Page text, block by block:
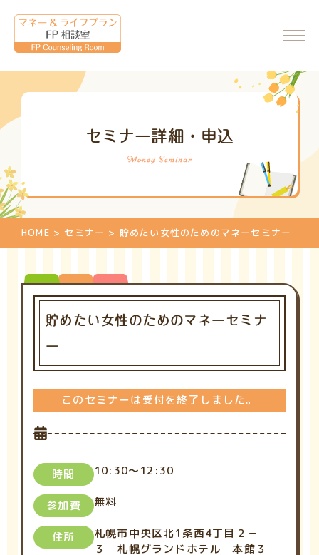
FP相談室について
ご相談・料金について
個別相談のご案内
相談申込
セミナー詳細・申込
HOME > セミナー > 貯めたい女性のためのマネーセミナー
貯めたい女性のためのマネーセミナ
ー
このセミナーは受付を終了しました。
時間 10:30～12:30
参加費 無料
住所
札幌市中央区北1条西4丁目２－
３ 札幌グランドホテル 本館３